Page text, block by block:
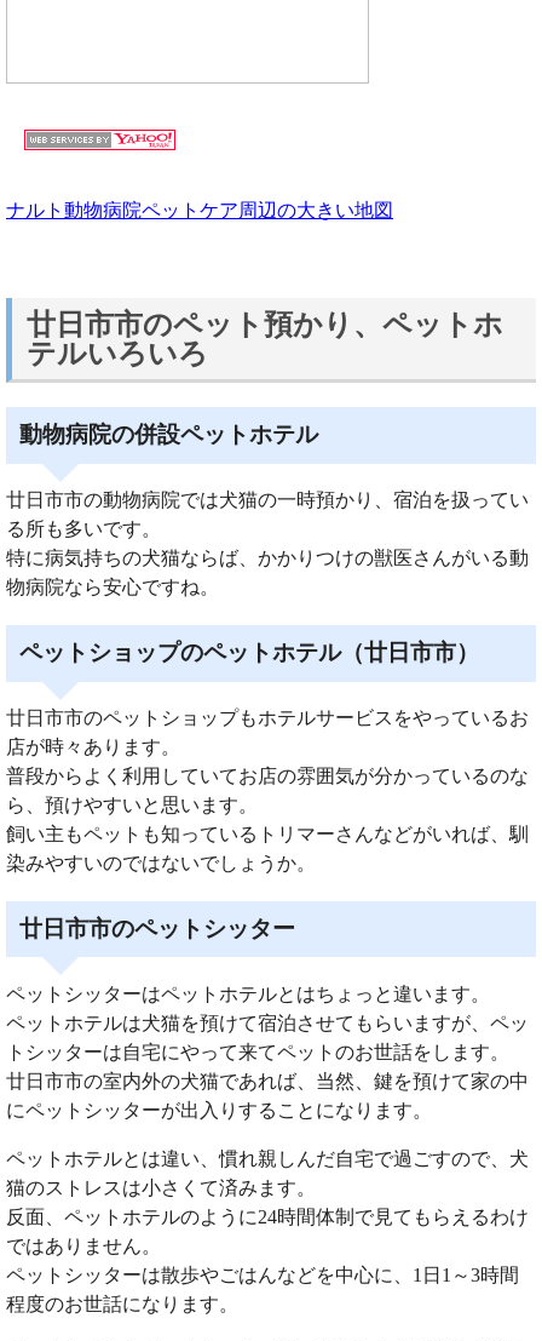
ナルト動物病院ペットケア周辺の大きい地図
廿日市市のペット預かり、ペットホ
テルいろいろ
動物病院の併設ペットホテル
廿日市市の動物病院では犬猫の一時預かり、宿泊を扱ってい
る所も多いです。
特に病気持ちの犬猫ならば、かかりつけの獣医さんがいる動
物病院なら安心ですね。
ペットショップのペットホテル（廿日市市）
廿日市市のペットショップもホテルサービスをやっているお
店が時々あります。
普段からよく利用していてお店の雰囲気が分かっているのな
ら、預けやすいと思います。
飼い主もペットも知っているトリマーさんなどがいれば、馴
染みやすいのではないでしょうか。
廿日市市のペットシッター
ペットシッターはペットホテルとはちょっと違います。
ペットホテルは犬猫を預けて宿泊させてもらいますが、ペッ
トシッターは自宅にやって来てペットのお世話をします。
廿日市市の室内外の犬猫であれば、当然、鍵を預けて家の中
にペットシッターが出入りすることになります。
ペットホテルとは違い、慣れ親しんだ自宅で過ごすので、犬
猫のストレスは小さくて済みます。
反面、ペットホテルのように24時間体制で見てもらえるわけ
ではありません。
ペットシッターは散歩やごはんなどを中心に、1日1～3時間
程度のお世話になります。